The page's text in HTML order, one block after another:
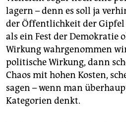
lagern – denn es soll ja
der Öffentlichkeit der
als ein Fest der Demokratie
Wirkung wahrgenommen
politische Wirkung, dann
Chaos mit hohen Kosten,
sagen – wenn man
Kategorien denkt.